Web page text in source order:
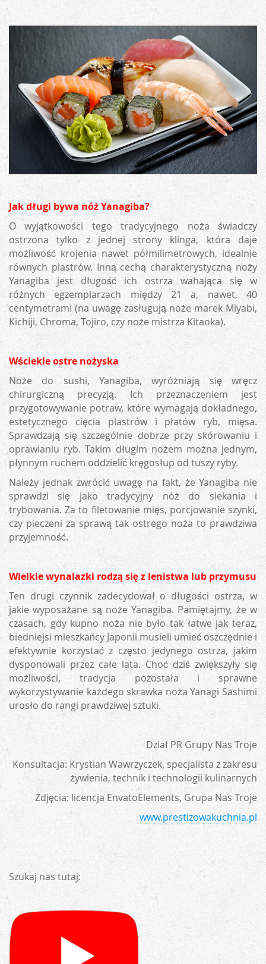
Jak długi bywa nóż Yanagiba?
O wyjątkowości tego tradycyjnego noża świadczy
ostrzona tylko z jednej strony klinga, która daje
możliwość krojenia nawet półmilimetrowych, idealnie
równych plastrów. Inną cechą charakterystyczną noży
Yanagiba jest długość ich ostrza wahająca się w
różnych egzemplarzach między 21 a, nawet, 40
centymetrami (na uwagę zasługują noże marek Miyabi,
Kichiji, Chroma, Tojiro, czy noże mistrza Kitaoka).
Wściekle ostre nożyska
Noże do sushi, Yanagiba, wyróżniają się wręcz
chirurgiczną precyzją. Ich przeznaczeniem jest
przygotowywanie potraw, które wymagają dokładnego,
estetycznego cięcia plastrów i płatów ryb, mięsa.
Sprawdzają się szczególnie dobrze przy skórowaniu i
oprawianiu ryb. Takim długim nożem można jednym,
płynnym ruchem oddzielić kręgosłup od tuszy ryby.
Należy jednak zwrócić uwagę na fakt, że Yanagiba nie
sprawdzi się jako tradycyjny nóż do siekania i
trybowania. Za to filetowanie mięs, porcjowanie szynki,
czy pieczeni za sprawą tak ostrego noża to prawdziwa
przyjemność.
Wielkie wynalazki rodzą się z lenistwa lub przymusu
Ten drugi czynnik zadecydował o długości ostrza, w
jakie wyposażane są noże Yanagiba. Pamiętajmy, że w
czasach, gdy kupno noża nie było tak łatwe jak teraz,
biedniejsi mieszkańcy Japonii musieli umieć oszczędnie i
efektywnie korzystać z często jedynego ostrza, jakim
dysponowali przez całe lata. Choć dziś zwiększyły się
możliwości, tradycja pozostała i sprawne
wykorzystywanie każdego skrawka noża Yanagi Sashimi
urosło do rangi prawdziwej sztuki.
Dział PR Grupy Nas Troje
Konsultacja: Krystian Wawrzyczek, specjalista z zakresu
żywienia, technik i technologii kulinarnych
Zdjęcia: licencja EnvatoElements, Grupa Nas Troje
www.prestizowakuchnia.pl
Szukaj nas tutaj: